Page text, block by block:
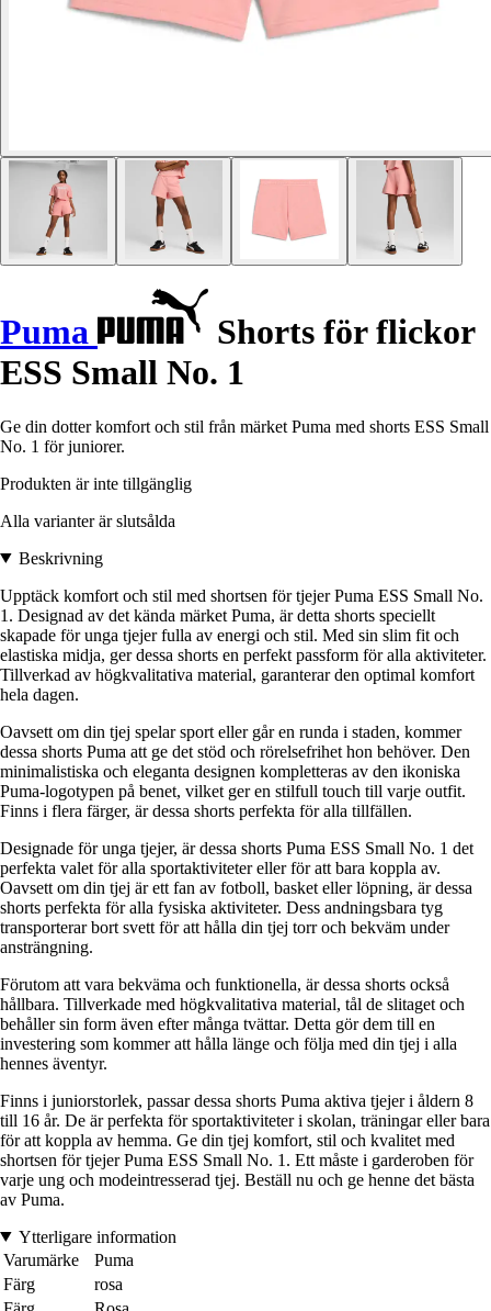
Puma
Shorts för flickor
ESS Small No. 1
Ge din dotter komfort och stil från märket Puma med shorts ESS Small
No. 1 för juniorer.
Produkten är inte tillgänglig
Alla varianter är slutsålda
Beskrivning
Upptäck komfort och stil med shortsen för tjejer Puma ESS Small No.
1. Designad av det kända märket Puma, är detta shorts speciellt
skapade för unga tjejer fulla av energi och stil. Med sin slim fit och
elastiska midja, ger dessa shorts en perfekt passform för alla aktiviteter.
Tillverkad av högkvalitativa material, garanterar den optimal komfort
hela dagen.
Oavsett om din tjej spelar sport eller går en runda i staden, kommer
dessa shorts Puma att ge det stöd och rörelsefrihet hon behöver. Den
minimalistiska och eleganta designen kompletteras av den ikoniska
Puma-logotypen på benet, vilket ger en stilfull touch till varje outfit.
Finns i flera färger, är dessa shorts perfekta för alla tillfällen.
Designade för unga tjejer, är dessa shorts Puma ESS Small No. 1 det
perfekta valet för alla sportaktiviteter eller för att bara koppla av.
Oavsett om din tjej är ett fan av fotboll, basket eller löpning, är dessa
shorts perfekta för alla fysiska aktiviteter. Dess andningsbara tyg
transporterar bort svett för att hålla din tjej torr och bekväm under
ansträngning.
Förutom att vara bekväma och funktionella, är dessa shorts också
hållbara. Tillverkade med högkvalitativa material, tål de slitaget och
behåller sin form även efter många tvättar. Detta gör dem till en
investering som kommer att hålla länge och följa med din tjej i alla
hennes äventyr.
Finns i juniorstorlek, passar dessa shorts Puma aktiva tjejer i åldern 8
till 16 år. De är perfekta för sportaktiviteter i skolan, träningar eller bara
för att koppla av hemma. Ge din tjej komfort, stil och kvalitet med
shortsen för tjejer Puma ESS Small No. 1. Ett måste i garderoben för
varje ung och modeintresserad tjej. Beställ nu och ge henne det bästa
av Puma.
Ytterligare information
Varumärke
Puma
Färg
rosa